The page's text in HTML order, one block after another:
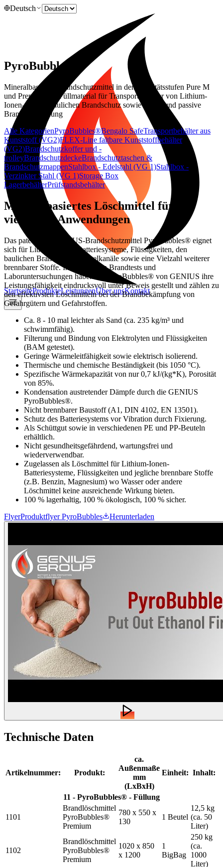
Deutsch
StartseiteProdukteLeistungenÜber unsKontakt
PyroBubbles®
Mineralbasiertes Brandschutzmittel in den Qualitätsstufen Pure M
und Premium als Füllmaterial für Transportbehälter von Lithium-
Ionen-Akkus, baulichen Brandschutz sowie aktive und passive
Brandbekämpfung
Alle KategorienPyroBubbles®Bengalo SafeTransportbehälter aus
Kunststoff (VG2)FLEX-Line faltbare Kunststoffbehälter
(VG2)Brandschutzkoffer und -
trolleyBrandschutzdeckeBrandschutztaschen &
BrandschutzmappenStahlbox - Edelstahl (VG 1)Stahlbox -
Verzinkter Stahl (VG 1)Storage Box
LagerbehälterPrüfstandsbehälter
Mineralbasiertes Löschmittel für
vielseitige Anwendungen
Das patentierte GENIUS‑Brandschutzmittel PyroBubbles® eignet
sich für Lithium‑Ionen‑Batteriesysteme, Flüssigkeiten, den
baulichen Brandschutz, Kabelkanäle sowie eine Vielzahl weiterer
brennbarer Stoffe. In zahlreichen Brandtests und
Laboruntersuchungen haben die PyroBubbles® von GENIUS ihre
Leistungsfähigkeit eindrucksvoll unter Beweis gestellt und zählen zu
den effektivsten Löschmitteln bei der Brandbekämpfung von
Gefahrgütern und Gefahrstoffen.
Ca. 8 - 10 mal leichter als Sand (ca. 235 kg/m³ und
schwimmfähig).
Filterung und Bindung von Elektrolyten und Flüssigkeiten
(BAM getestet).
Geringe Wärmeleitfähigkeit sowie elektrisch isolierend.
Thermische und chemische Beständigkeit (bis 1050 °C).
Spezifische Wärmekapazität von nur 0,7 kJ/(kg*K), Porosität
von 85%.
Kondensation austretender Dämpfe durch die GENIUS
PyroBubbles®.
Nicht brennbarer Baustoff (A1, DIN 4102, EN 13501).
Schutz des Batteriesystems vor Vibration durch Fixierung.
Als Schüttgut sowie in verschiedenen PE und PP-Beuteln
erhältlich.
Nicht gesundheitsgefährdend, wartungsfrei und
wiederverwendbar.
Zugelassen als Löschmittel für Lithium-Ionen-
Batteriesysteme, Flüssigkeiten und jegliche brennbare Stoffe
(z.B. Benzin, Magnesium) wo Wasser oder andere
Löschmittel keine ausreichende Wirkung bieten.
100 % lagerhaltig, 100 % ökologisch, 100 % sicher.
FlyerProduktflyer PyroBubbles Herunterladen
Technische Daten
Artikelnummer: Produkt:
ca.
Außenmaße
mm
(LxBxH)
Einheit: Inhalt:
11 - PyroBubbles® - Füllung
1101
Brandlöschmittel
PyroBubbles®
Premium
780 x 550 x
130
1 Beutel
12,5 kg
(ca. 50
Liter)
1102
Brandlöschmittel
PyroBubbles®
Premium
1020 x 850
x 1200
1
BigBag
250 kg
(ca.
1000
Liter)